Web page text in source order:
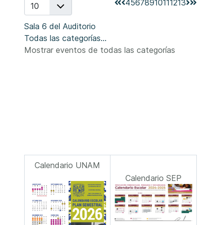
45678910111213
Sala 6 del Auditorio
Todas las categorías...
Mostrar eventos de todas las categorías
Calendario UNAM
Calendario SEP